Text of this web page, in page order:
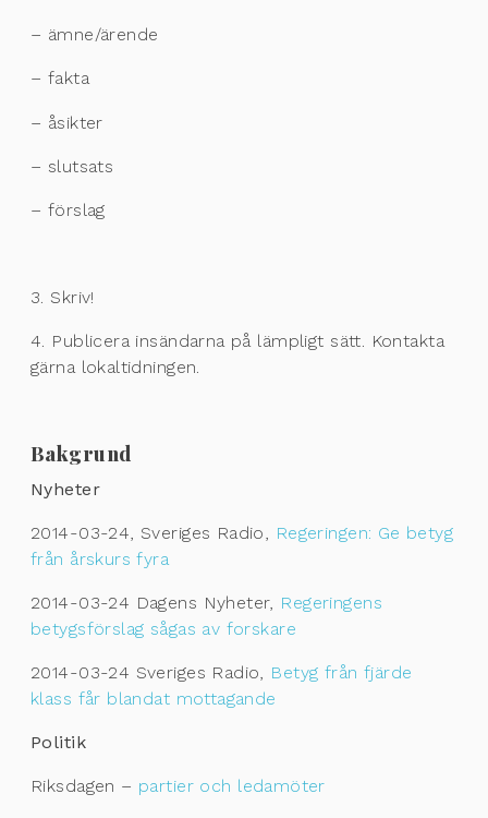
– ämne/ärende
– fakta
– åsikter
– slutsats
– förslag
3. Skriv!
4. Publicera insändarna på lämpligt sätt. Kontakta
gärna lokaltidningen.
Bakgrund
Nyheter
2014-03-24, Sveriges Radio, Regeringen: Ge betyg
från årskurs fyra
2014-03-24 Dagens Nyheter, Regeringens
betygsförslag sågas av forskare
2014-03-24 Sveriges Radio, Betyg från fjärde
klass får blandat mottagande
Politik
Riksdagen – partier och ledamöter